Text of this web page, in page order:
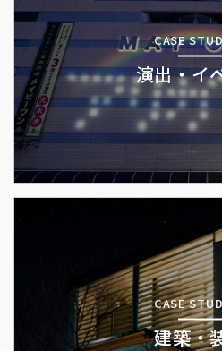
CASE
演出・イ
CASE
建築・